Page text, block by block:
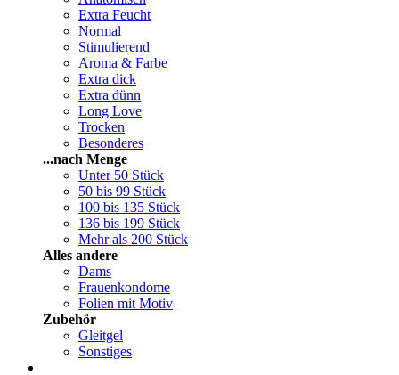
Extra Feucht
Normal
Stimulierend
Aroma & Farbe
Extra dick
Extra dünn
Long Love
Trocken
Besonderes
...nach Menge
Unter 50 Stück
50 bis 99 Stück
100 bis 135 Stück
136 bis 199 Stück
Mehr als 200 Stück
Alles andere
Dams
Frauenkondome
Folien mit Motiv
Zubehör
Gleitgel
Sonstiges